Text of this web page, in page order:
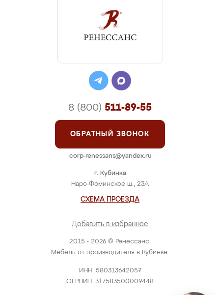
2015 - 2026 © Ренессанс.
Мебель от производителя в Кубинке.
ИНН: 580313642057
ОГРНИП: 317583500009448
г. Кубинка
Наро-Фоминское ш., 23А
СХЕМА ПРОЕЗДА
Добавить в избранное
8 (800) 511-89-55
ОБРАТНЫЙ ЗВОНОК
corp-renessans@yandex.ru